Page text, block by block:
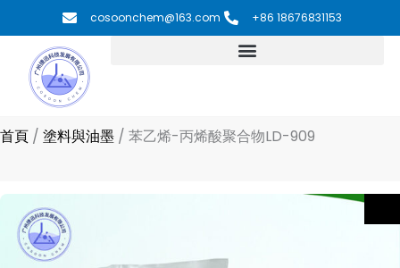
cosoonchem@163.com +86 18676831153
首頁 / 塗料與油墨 / 苯乙烯-丙烯酸聚合物LD-909